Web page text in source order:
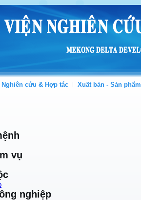
Nghiên cứu & Hợp tác Xuất bản - Sản phẩm
vụ
nghiệp